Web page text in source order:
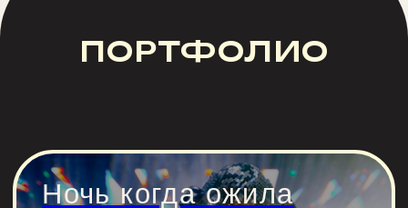
Новогодний корпоратив
Смех под ёлкой